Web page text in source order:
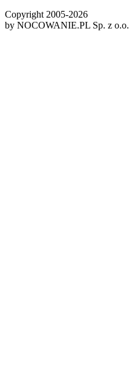
Copyright 2005-2026
by NOCOWANIE.PL Sp. z o.o.